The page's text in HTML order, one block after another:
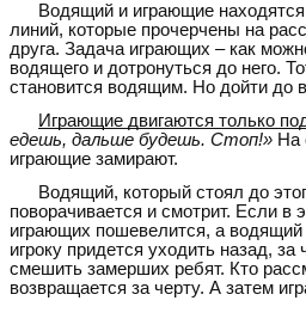
Водящий и играющие
линий, которые прочерчены на
друга. Задача играющих – как
водящего и дотронуться до него.
становится водящим. Но дойти до
Играющие двигаются только
едешь, дальше будешь. Стоп!» На
играющие замирают.
Водящий, который стоял до
поворачивается и смотрит. Если в
играющих пошевелится, а водящий
игроку придется уходить назад,
смешить замерших ребят. Кто
возвращается за черту. А затем